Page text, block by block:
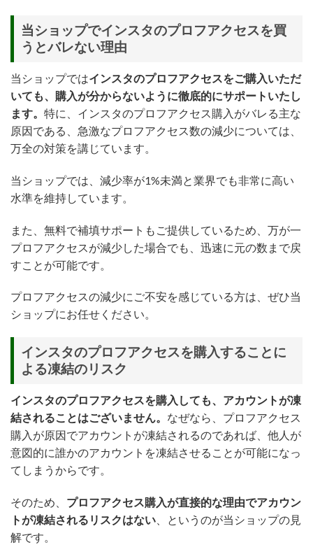
当ショップでインスタのプロフアクセスを買
うとバレない理由
当ショップではインスタのプロフアクセスをご購入いただ
いても、購入が分からないように徹底的にサポートいたし
ます。 特に、インスタのプロフアクセス購入がバレる主な
原因である、急激なプロフアクセス数の減少については、
万全の対策を講じています。
当ショップでは、減少率が1%未満と業界でも非常に高い
水準を維持しています。
また、無料で補填サポートもご提供しているため、万が一
プロフアクセスが減少した場合でも、迅速に元の数まで戻
すことが可能です。
プロフアクセスの減少にご不安を感じている方は、ぜひ当
ショップにお任せください。
インスタのプロフアクセスを購入することに
よる凍結のリスク
インスタのプロフアクセスを購入しても、アカウントが凍
結されることはございません。 なぜなら、プロフアクセス
購入が原因でアカウントが凍結されるのであれば、他人が
意図的に誰かのアカウントを凍結させることが可能になっ
てしまうからです。
そのため、 プロフアクセス購入が直接的な理由でアカウン
トが凍結されるリスクはない 、というのが当ショップの見
解です。